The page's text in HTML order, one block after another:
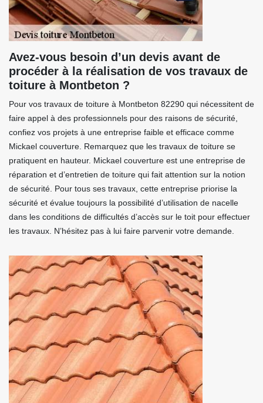
Avez-vous besoin d’un devis avant de
procéder à la réalisation de vos travaux de
toiture à Montbeton ?
Pour vos travaux de toiture à Montbeton 82290 qui nécessitent de
faire appel à des professionnels pour des raisons de sécurité,
confiez vos projets à une entreprise faible et efficace comme
Mickael couverture. Remarquez que les travaux de toiture se
pratiquent en hauteur. Mickael couverture est une entreprise de
réparation et d’entretien de toiture qui fait attention sur la notion
de sécurité. Pour tous ses travaux, cette entreprise priorise la
sécurité et évalue toujours la possibilité d’utilisation de nacelle
dans les conditions de difficultés d’accès sur le toit pour effectuer
les travaux. N’hésitez pas à lui faire parvenir votre demande.